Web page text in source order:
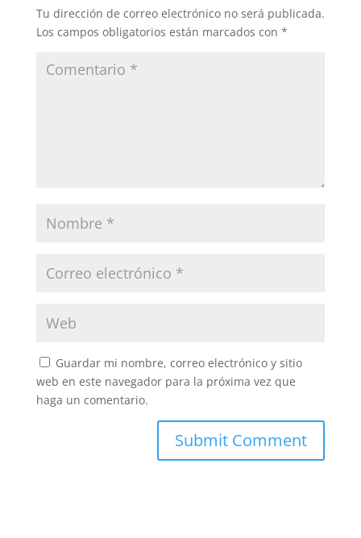
Tu dirección de correo electrónico no será publicada.
Los campos obligatorios están marcados con *
Guardar mi nombre, correo electrónico y sitio
web en este navegador para la próxima vez que
haga un comentario.